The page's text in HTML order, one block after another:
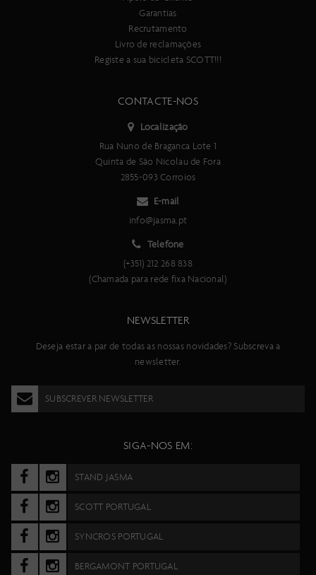
Garantias
Recrutamento
Livro de reclamações
Registe a sua bicicleta SCOTT!!!
CONTACTE-NOS
Localização
Rua Nuno de Braganca Lote 1
Quinta de São Nicolau de Fora
2855-093 Corroios
E-mail
info@jasma.pt
Telefone
(+351) 212 268 838
(Chamada para rede fixa Nacional)
NEWSLETTER
Deseja estar a par de todas as nossas novidades? Subscreva a
newsletter.
SUBSCREVER NEWSLETTER
SIGA-NOS EM:
STAND JASMA
SCOTT PORTUGAL
SYNCROS PORTUGAL
BERGAMONT PORTUGAL